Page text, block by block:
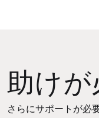
助け
さらにサポートが必